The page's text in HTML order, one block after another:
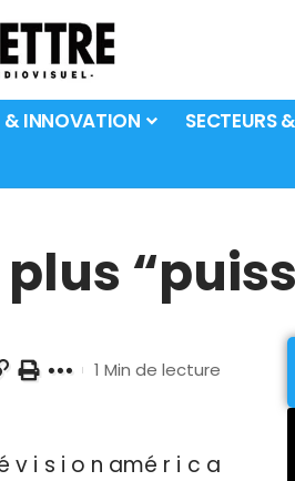
& INNOVATION
SECTEURS
1 Min de lecture
v i s i o n amé r i c a